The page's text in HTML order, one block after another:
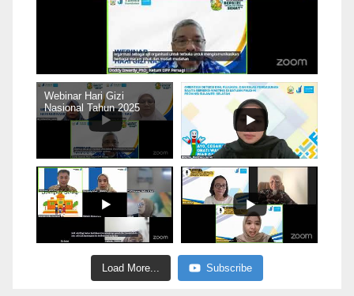
Webinar Hari Gizi
Nasional Tahun 2025
Load More... Subscribe